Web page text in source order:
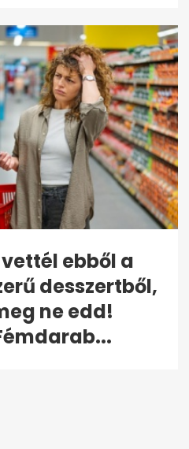
ebből a
desszertből,
ne edd!